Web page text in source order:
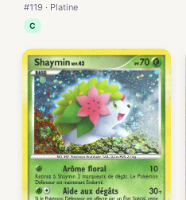
#119 · Platine
C